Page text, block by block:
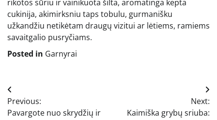
rikotos sūriu ir vainikuota šilta, aromatinga kepta
cukinija, akimirksniu taps tobulu, gurmanišku
užkandžiu netikėtam draugų vizitui ar lėtiems, ramiems
savaitgalio pusryčiams.
Posted in Garnyrai
Navigacija
tarp
Previous:
Pavargote nuo skrydžių ir
Next:
Kaimiška grybų sriuba: